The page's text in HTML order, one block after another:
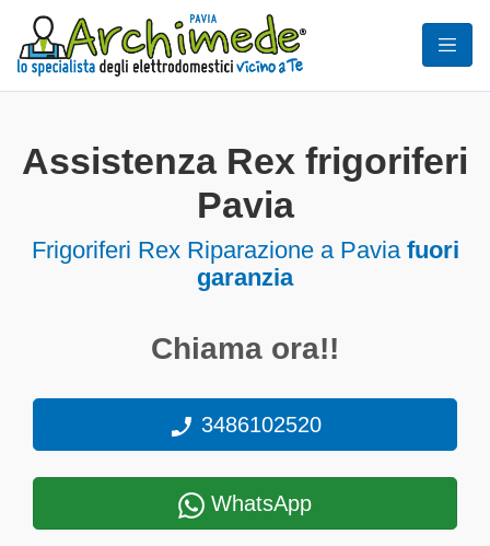
Assistenza Rex frigoriferi
Pavia
Frigoriferi Rex Riparazione a Pavia fuori
garanzia
Chiama ora!!
3486102520
WhatsApp